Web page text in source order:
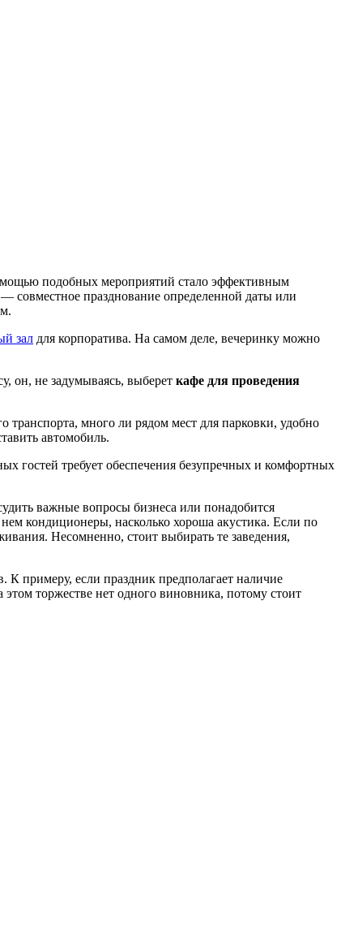
подобных мероприятий стало эффективным
совместное празднование определенной даты или
зал для корпоратива. На самом деле, вечеринку можно
он, не задумываясь, выберет кафе для проведения
много ли рядом мест для парковки, удобно
автомобиль.
гостей требует обеспечения безупречных и комфортных
важные вопросы бизнеса или понадобится
кондиционеры, насколько хороша акустика. Если по
Несомненно, стоит выбирать те заведения,
примеру, если праздник предполагает наличие
торжестве нет одного виновника, потому стоит